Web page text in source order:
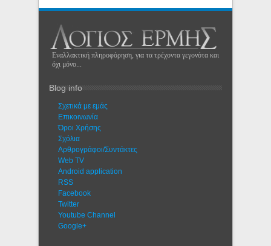
Εναλλακτική πληροφόρηση, για τα τρέχοντα γεγονότα και
όχι μόνο...
Blog info
Σχετικά με εμάς
Eπικοινωνία
Όροι Χρήσης
Σχόλια
Αρθρογράφοι/Συντάκτες
Web TV
Android application
RSS
Facebook
Twitter
Youtube Channel
Google+